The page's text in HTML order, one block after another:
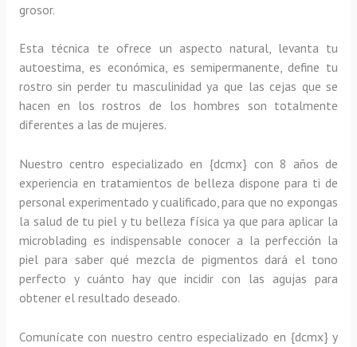
grosor.
Esta técnica te ofrece un aspecto natural, levanta tu
autoestima, es económica, es semipermanente, define tu
rostro sin perder tu masculinidad ya que las cejas que se
hacen en los rostros de los hombres son totalmente
diferentes a las de mujeres.
Nuestro centro especializado en {dcmx} con 8 años de
experiencia en tratamientos de belleza dispone para ti de
personal experimentado y cualificado, para que no expongas
la salud de tu piel y tu belleza física ya que para aplicar la
microblading es indispensable conocer a la perfección la
piel para saber qué mezcla de pigmentos dará el tono
perfecto y cuánto hay que incidir con las agujas para
obtener el resultado deseado.
Comunícate con nuestro centro especializado en {dcmx} y